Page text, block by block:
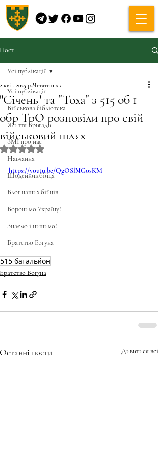
Пост
Усі публікації
Військова бібліотека
Життя Бригади
ЗМІ про нас
Навчання
Щоденник бійця
Блог наших бійців
Боронимо Україну!
Знаємо і нищимо!
Братство Богуна
Усі публікації
"Січень" та "Тоха" з 515 об 1
обр ТрО розповіли про свій
військовий шлях
2 квіт. 2025 р.Читати 0 хв
Оцінка: NaN з 5 зірок.
https://youtu.be/QgOSlMG0sKM
515 батальйон
Братство Богуна
Останні пости Дивитися всі